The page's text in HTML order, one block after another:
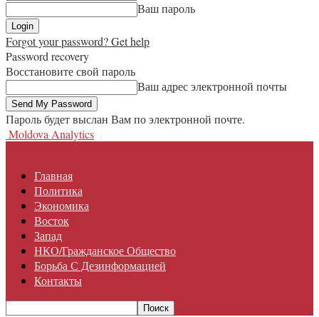
Ваш пароль
Forgot your password? Get help
Password recovery
Восстановите свой пароль
Ваш адрес электронной почты
Пароль будет выслан Вам по электронной почте.
Moldova Analytics
Главная
Политика
Экономика
Восток
Запад
НКО/гражданское Общество
Борьба С Дезинформацией
Контакты